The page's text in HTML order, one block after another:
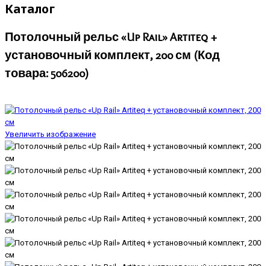
Каталог
Потолочный рельс «Up Rail» Artiteq +
установочный комплект, 200 см (Код
товара: 506200)
Увеличить изображение